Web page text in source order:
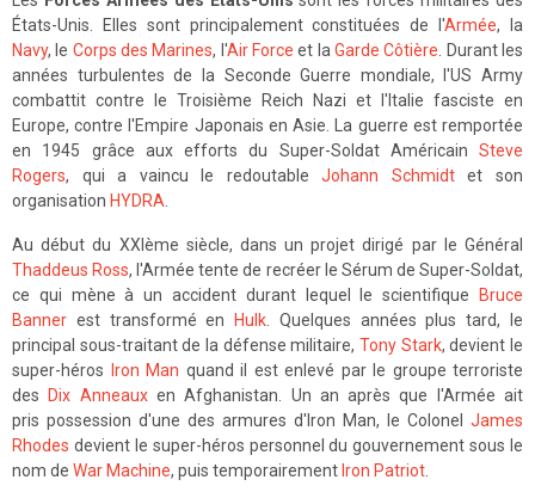
États-Unis. Elles sont principalement constituées de l'Armée, la
Navy, le Corps des Marines, l'Air Force et laGarde Côtière . Durant les
années turbulentes de la Seconde Guerre mondiale, l'US Army
combattit contre le Troisième Reich Nazi et l'Italie fasciste en
Europe, contre l'Empire Japonais en Asie. La guerre est remportée
en 1945 grâce aux efforts du Super-Soldat Américain Steve
Rogers, qui a vaincu le redoutableJohann Schmidtet son
organisation HYDRA
Au début du XXIème siècle, dans un projet dirigé par le Général
Thaddeus Ross, l'Armée tente de recréer le Sérum de Super-Soldat,
ce qui mène à un accident durant lequel le scientifique
Bruce
Banner est transformé en Hulk . Quelques années plus tard, le
principal sous-traitant de la défense militaire, Tony Stark, devient le
super-héros
Iron Man quand il est enlevé par le groupe terroriste
des
Dix Anneauxen Afghanistan. Un an après que l'Armée ait
pris possession d'une des armures d'Iron Man, le Colonel James
Rhodes devient le super-héros personnel du gouvernement sous le
nom de War Machine, puis temporairement Iron Patriot